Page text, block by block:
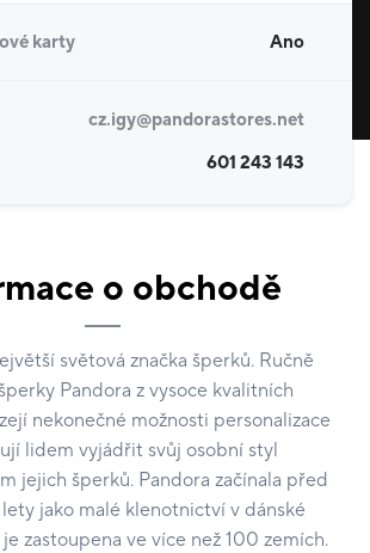
karty Ano
cz.igy@pandorastores.net
601 243 143
o obchodě
světová značka šperků. Ručně
Pandora z vysoce kvalitních
nekonečné možnosti personalizace
lidem vyjádřit svůj osobní styl
jejich šperků. Pandora začínala před
jako malé klenotnictví v dánské
zastoupena ve více než 100 zemích.